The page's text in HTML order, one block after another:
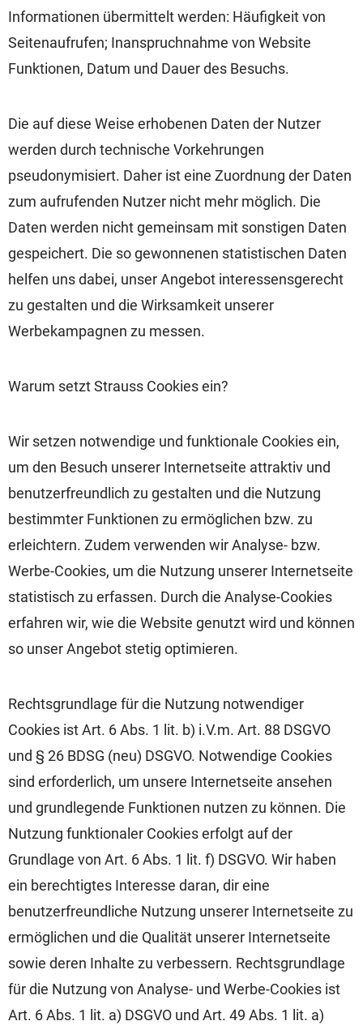
Informationen übermittelt werden: Häufigkeit von
Seitenaufrufen; Inanspruchnahme von Website
Funktionen, Datum und Dauer des Besuchs.
Die auf diese Weise erhobenen Daten der Nutzer
werden durch technische Vorkehrungen
pseudonymisiert. Daher ist eine Zuordnung der Daten
zum aufrufenden Nutzer nicht mehr möglich. Die
Daten werden nicht gemeinsam mit sonstigen Daten
gespeichert. Die so gewonnenen statistischen Daten
helfen uns dabei, unser Angebot interessensgerecht
zu gestalten und die Wirksamkeit unserer
Werbekampagnen zu messen.
Warum setzt Strauss Cookies ein?
Wir setzen notwendige und funktionale Cookies ein,
um den Besuch unserer Internetseite attraktiv und
benutzerfreundlich zu gestalten und die Nutzung
bestimmter Funktionen zu ermöglichen bzw. zu
erleichtern. Zudem verwenden wir Analyse- bzw.
Werbe-Cookies, um die Nutzung unserer Internetseite
statistisch zu erfassen. Durch die Analyse-Cookies
erfahren wir, wie die Website genutzt wird und können
so unser Angebot stetig optimieren.
Rechtsgrundlage für die Nutzung notwendiger
Cookies ist Art. 6 Abs. 1 lit. b) i.V.m. Art. 88 DSGVO
und § 26 BDSG (neu) DSGVO. Notwendige Cookies
sind erforderlich, um unsere Internetseite ansehen
und grundlegende Funktionen nutzen zu können. Die
Nutzung funktionaler Cookies erfolgt auf der
Grundlage von Art. 6 Abs. 1 lit. f) DSGVO. Wir haben
ein berechtigtes Interesse daran, dir eine
benutzerfreundliche Nutzung unserer Internetseite zu
ermöglichen und die Qualität unserer Internetseite
sowie deren Inhalte zu verbessern. Rechtsgrundlage
für die Nutzung von Analyse- und Werbe-Cookies ist
Art. 6 Abs. 1 lit. a) DSGVO und Art. 49 Abs. 1 lit. a)